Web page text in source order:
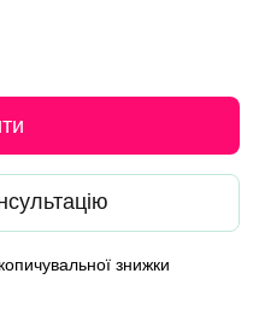
знижки